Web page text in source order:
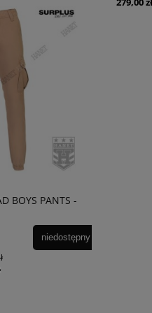
BOYS PANTS -
niedostępny